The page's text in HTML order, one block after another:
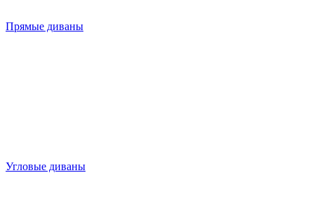
Прямые диваны
Угловые диваны